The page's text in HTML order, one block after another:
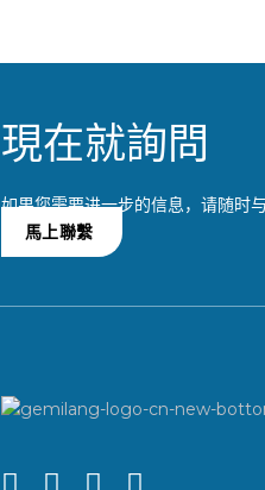
現在就詢問
如果您需要进一步的信息，请随时
馬上聯繫